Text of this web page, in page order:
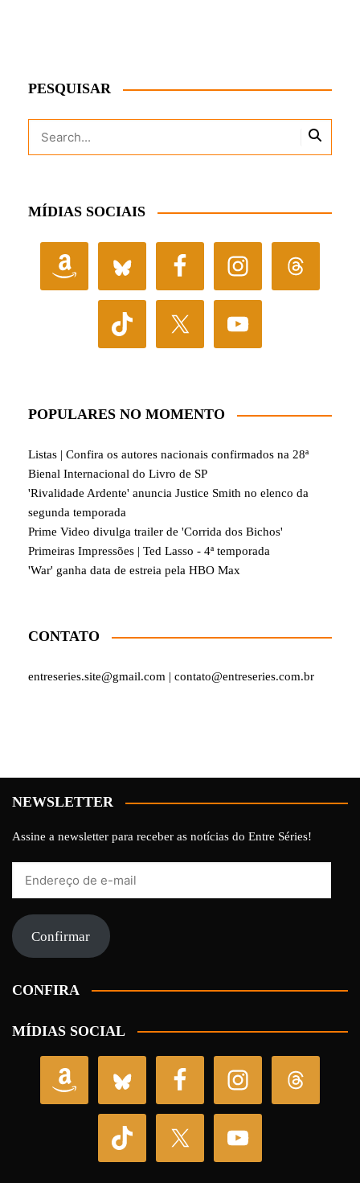
PESQUISAR
MÍDIAS SOCIAIS
POPULARES NO MOMENTO
Listas | Confira os autores nacionais confirmados na 28ª
Bienal Internacional do Livro de SP
'Rivalidade Ardente' anuncia Justice Smith no elenco da
segunda temporada
Prime Video divulga trailer de 'Corrida dos Bichos'
Primeiras Impressões | Ted Lasso - 4ª temporada
'War' ganha data de estreia pela HBO Max
CONTATO
entreseries.site@gmail.com | contato@entreseries.com.br
NEWSLETTER
Assine a newsletter para receber as notícias do Entre Séries!
mail Confirmar
CONFIRA
MÍDIAS SOCIAL